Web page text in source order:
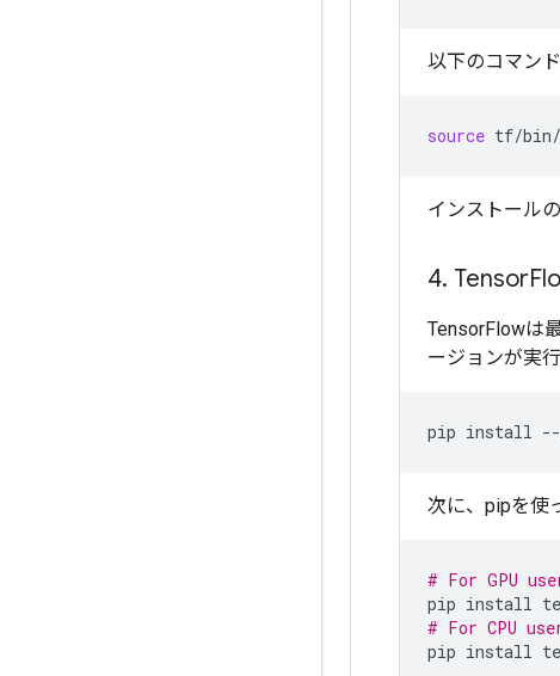
以下のコマン
source tf/bin/
インストール
4. Tensor
TensorFlowは
ージョンが実
pip install --
次に、pipを使
# For GPU
pip install
# For CPU
pip install